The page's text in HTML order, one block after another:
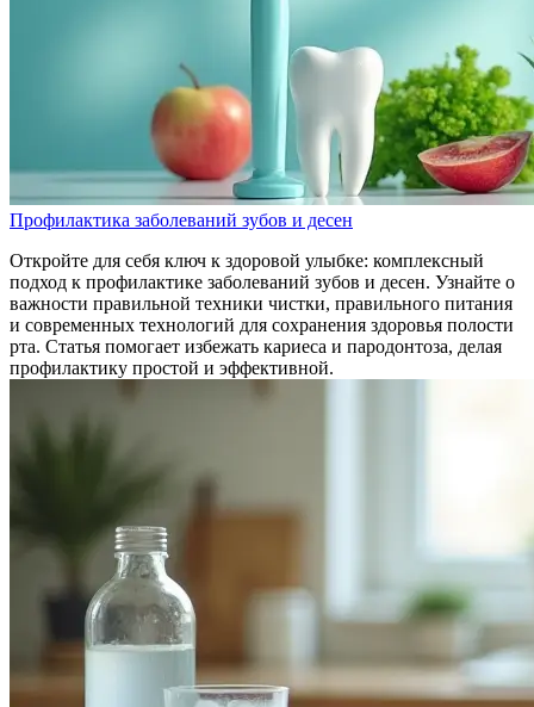
Профилактика заболеваний зубов и десен
Откройте для себя ключ к здоровой улыбке: комплексный
подход к профилактике заболеваний зубов и десен. Узнайте о
важности правильной техники чистки, правильного питания
и современных технологий для сохранения здоровья полости
рта. Статья помогает избежать кариеса и пародонтоза, делая
профилактику простой и эффективной.